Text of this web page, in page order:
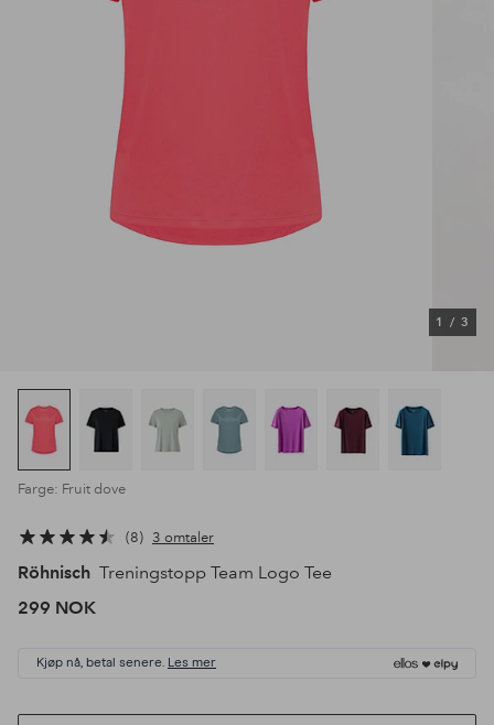
1 / 3
Farge: Fruit dove
8 3 omtaler
Röhnisch Treningstopp Team Logo Tee
299 NOK
Kjøp nå, betal senere. Les mer